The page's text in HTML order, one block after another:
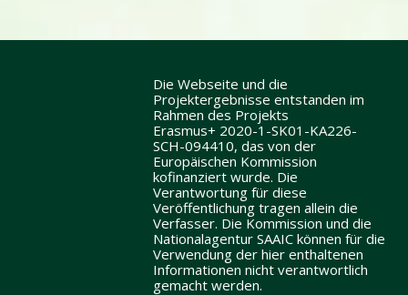
Die Webseite und die
Projektergebnisse entstanden im
Rahmen des Projekts
Erasmus+ 2020-1-SK01-KA226-
SCH-094410, das von der
Europäischen Kommission
kofinanziert wurde. Die
Verantwortung für diese
Veröffentlichung tragen allein die
Verfasser. Die Kommission und die
Nationalagentur SAAIC können für die
Verwendung der hier enthaltenen
Informationen nicht verantwortlich
gemacht werden.